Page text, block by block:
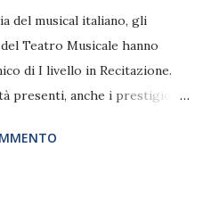
del musical italiano, gli
Teatro Musicale hanno
di I livello in Recitazione.
presenti, anche i prestigiosi
per il Musical a
istituzione AFAM dal